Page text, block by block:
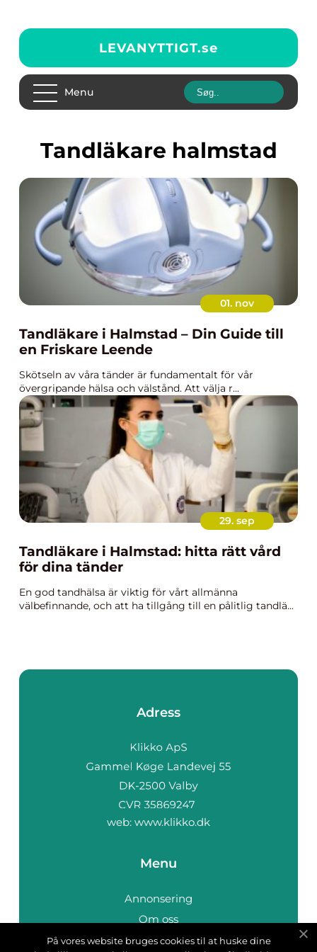
LEVANYTTIGT.se
Menu
tandläkare halmstad
01. nov
Tandläkare i Halmstad – Din Guide till
en Friskare Leende
Skötseln av våra tänder är fundamentalt för vår
övergripande hälsa och välstånd. Att välja r...
29. sep
Tandläkare i Halmstad: hitta rätt vård
för dina tänder
En god tandhälsa är viktig för vårt allmänna
välbefinnande, och att ha tillgång till en pålitlig tandlä...
Adress
web: www.klikko.dk
Menu
Annonsering
Om oss
Cookies
På vores website bruges cookies til at huske dine